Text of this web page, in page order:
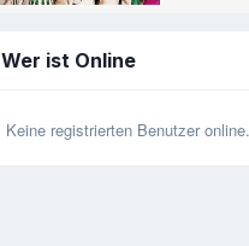
Wer ist Online
Keine registrierten Benutzer online.